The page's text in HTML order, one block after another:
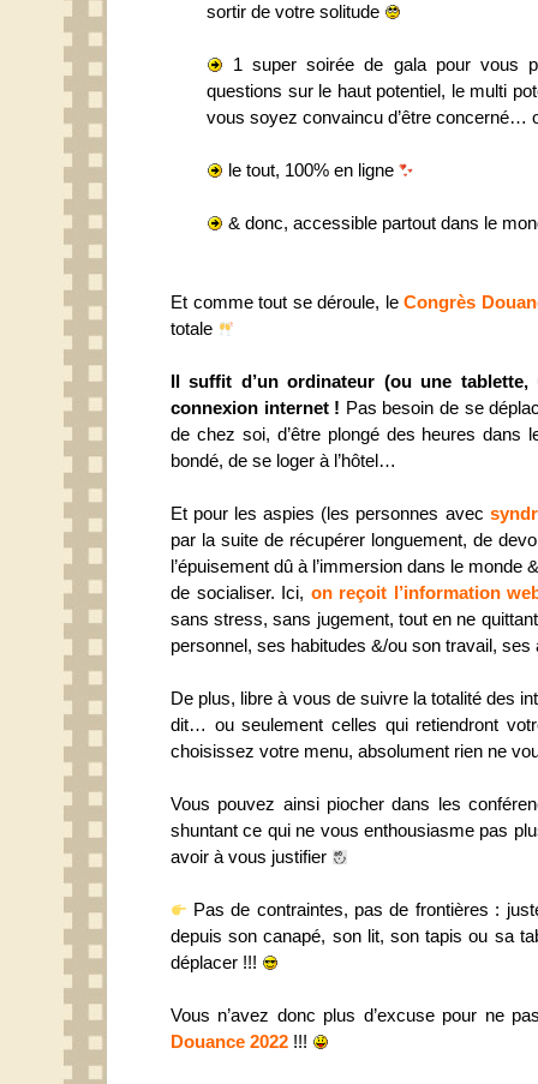
sortir de votre solitude
1 super soirée de gala pour vous
questions sur le haut potentiel, le multi
vous soyez convaincu d’être concerné…
le tout, 100% en ligne
& donc, accessible partout dans le
Et comme tout se déroule, leCongrès
totale
Il suffit d’un ordinateur (ou une
connexion internet ! Pas besoin de se
de chez soi, d’être plongé des heures dans
bondé, de se loger à l’hôtel…
Et pour les aspies (les personnes avec
par la suite de récupérer longuement, de
l’épuisement dû à l’immersion dans le monde
de socialiser. Ici, on reçoit l’information
sans stress, sans jugement, tout en ne
personnel, ses habitudes &/ou son travail,
De plus, libre à vous de suivre la totalité des
dit… ou seulement celles qui retiendront
choisissez votre menu, absolument rien ne
Vous pouvez ainsi piocher dans les
shuntant ce qui ne vous enthousiasme pas
avoir à vous justifier
Pas de contraintes, pas de frontières :
depuis son canapé, son lit, son tapis ou sa
déplacer !!!
Vous n’avez donc plus d’excuse pour ne
Douance 2022 !!!